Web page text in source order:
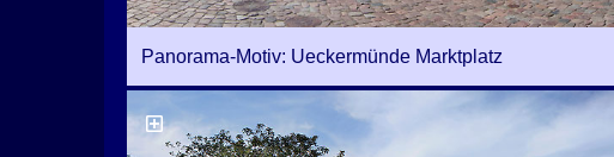
Panorama-Motiv: Ueckermünde Marktplatz